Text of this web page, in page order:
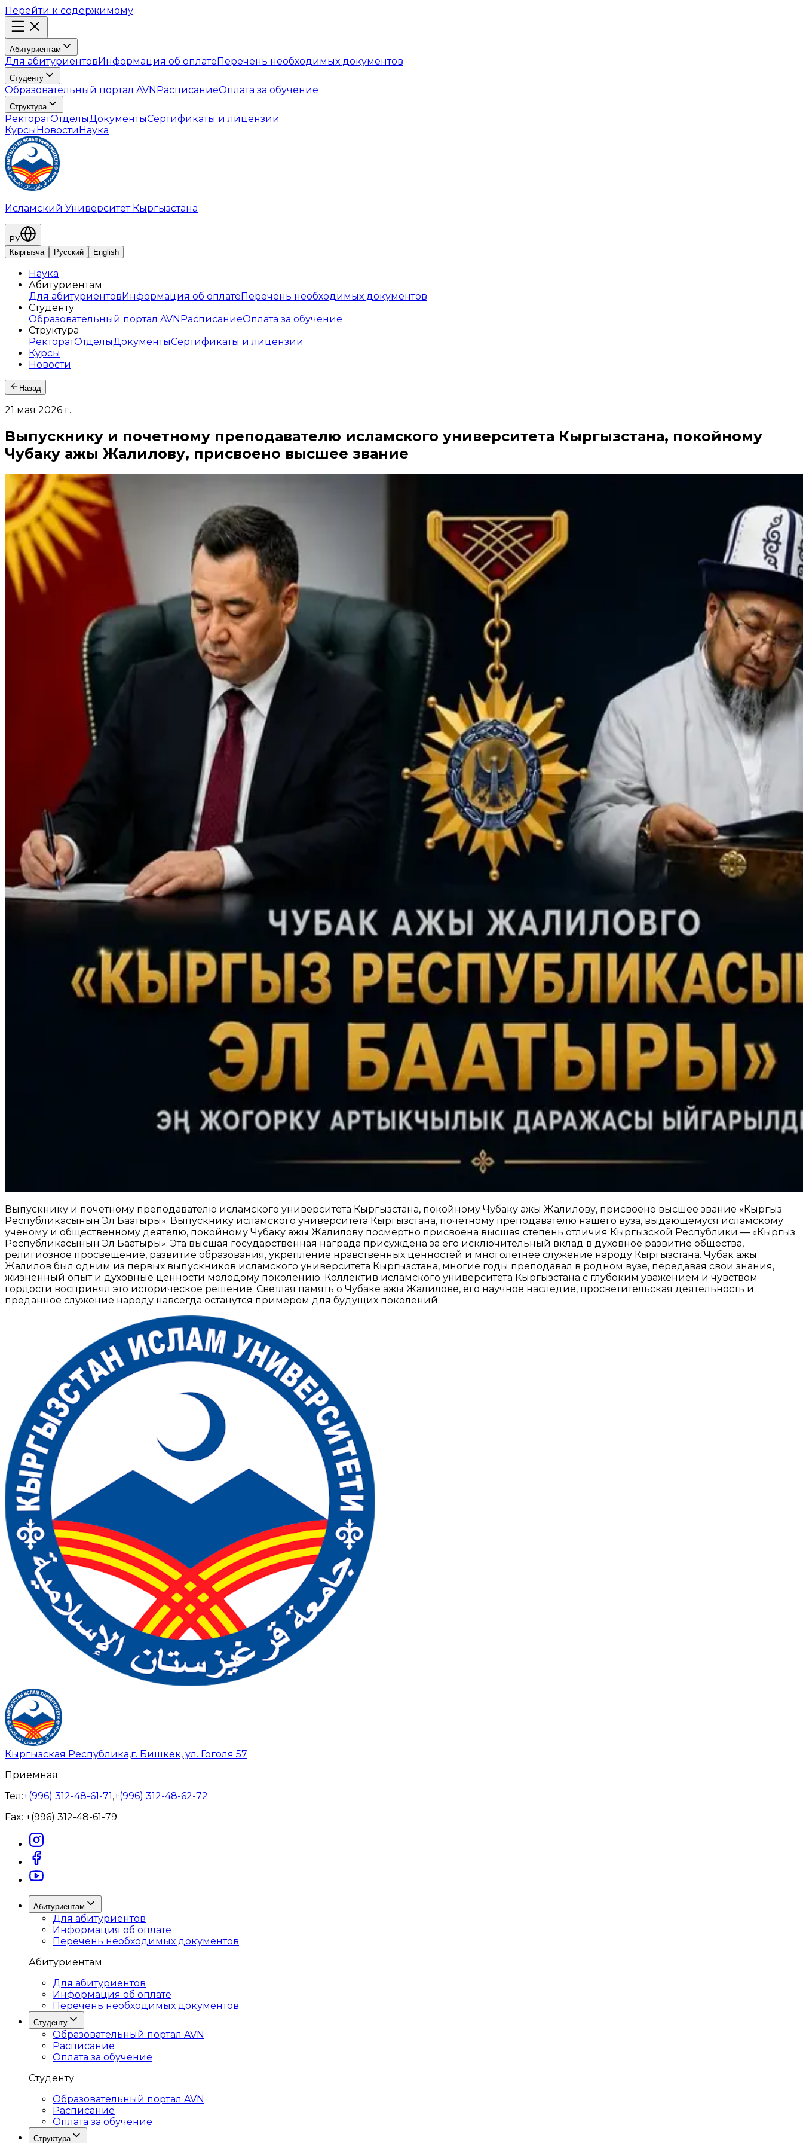
Перейти к содержимому
Абитуриентам
Для абитуриентовИнформация об оплатеПеречень необходимых документов
Студенту
Образовательный портал AVNРасписаниеОплата за обучение
Структура
РекторатОтделыДокументыСертификаты и лицензии
КурсыНовостиНаука
Исламский Университет Кыргызстана
РУ
Кыргызча
Русский English
Наука
Абитуриентам
Для абитуриентовИнформация об оплатеПеречень необходимых документов
Студенту
Образовательный портал AVNРасписаниеОплата за обучение
Структура
РекторатОтделыДокументыСертификаты и лицензии
Курсы
Новости
Назад
21 мая 2026 г.
Выпускнику и почетному преподавателю исламского университета Кыргызстана, покойному
Чубаку ажы Жалилову, присвоено высшее звание
Выпускнику и почетному преподавателю исламского университета Кыргызстана, покойному Чубаку ажы Жалилову, присвоено высшее звание «Кыргыз
Республикасынын Эл Баатыры». Выпускнику исламского университета Кыргызстана, почетному преподавателю нашего вуза, выдающемуся исламскому
ученому и общественному деятелю, покойному Чубаку ажы Жалилову посмертно присвоена высшая степень отличия Кыргызской Республики — «Кыргыз
Республикасынын Эл Баатыры». Эта высшая государственная награда присуждена за его исключительный вклад в духовное развитие общества,
религиозное просвещение, развитие образования, укрепление нравственных ценностей и многолетнее служение народу Кыргызстана. Чубак ажы
Жалилов был одним из первых выпускников исламского университета Кыргызстана, многие годы преподавал в родном вузе, передавая свои знания,
жизненный опыт и духовные ценности молодому поколению. Коллектив исламского университета Кыргызстана с глубоким уважением и чувством
гордости воспринял это историческое решение. Светлая память о Чубаке ажы Жалилове, его научное наследие, просветительская деятельность и
преданное служение народу навсегда останутся примером для будущих поколений.
Кыргызская Республика,г. Бишкек, ул. Гоголя 57
Приемная
Тел:+(996) 312-48-61-71,+(996) 312-48-62-72
Fax: +(996) 312-48-61-79
Абитуриентам
Для абитуриентов
Информация об оплате
Перечень необходимых документов
Абитуриентам
Для абитуриентов
Информация об оплате
Перечень необходимых документов
Студенту
Образовательный портал AVN
Расписание
Оплата за обучение
Студенту
Образовательный портал AVN
Расписание
Оплата за обучение
Структура